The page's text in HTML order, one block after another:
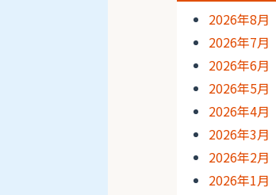
2026年8月
2026年7月
2026年6月
2026年5月
2026年4月
2026年3月
2026年2月
2026年1月